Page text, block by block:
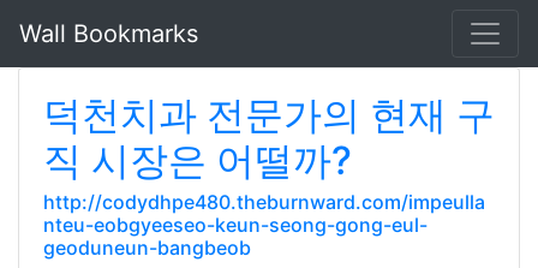
Wall Bookmarks
덕천치과 전문가의 현재 구
직 시장은 어떨까?
http://codydhpe480.theburnward.com/impeulla
nteu-eobgyeeseo-keun-seong-gong-eul-
geoduneun-bangbeob